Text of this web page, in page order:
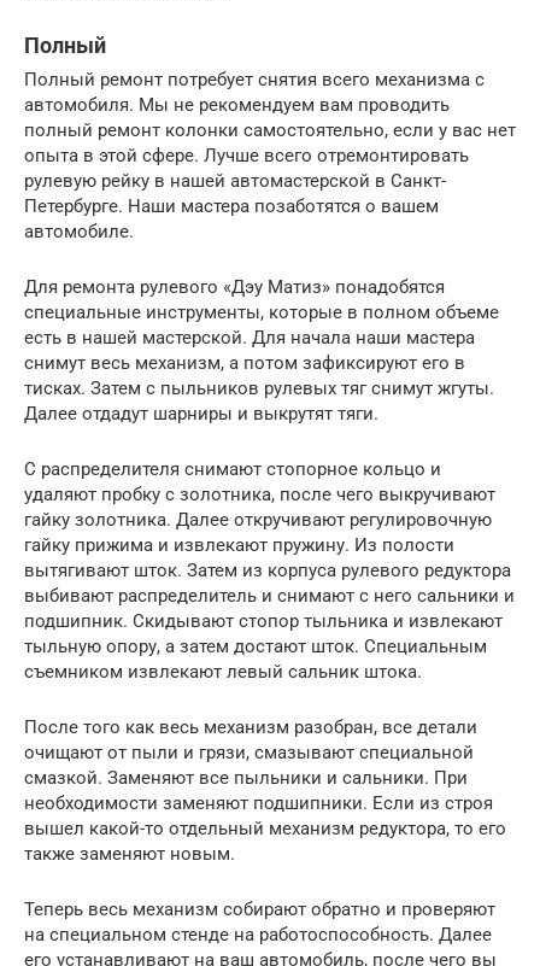
Полный
Полный ремонт потребует снятия всего механизма с
автомобиля. Мы не рекомендуем вам проводить
полный ремонт колонки самостоятельно, если у вас нет
опыта в этой сфере. Лучше всего отремонтировать
рулевую рейку в нашей автомастерской в Санкт-
Петербурге. Наши мастера позаботятся о вашем
автомобиле.
Для ремонта рулевого «Дэу Матиз» понадобятся
специальные инструменты, которые в полном объеме
есть в нашей мастерской. Для начала наши мастера
снимут весь механизм, а потом зафиксируют его в
тисках. Затем с пыльников рулевых тяг снимут жгуты.
Далее отдадут шарниры и выкрутят тяги.
С распределителя снимают стопорное кольцо и
удаляют пробку с золотника, после чего выкручивают
гайку золотника. Далее откручивают регулировочную
гайку прижима и извлекают пружину. Из полости
вытягивают шток. Затем из корпуса рулевого редуктора
выбивают распределитель и снимают с него сальники и
подшипник. Скидывают стопор тыльника и извлекают
тыльную опору, а затем достают шток. Специальным
съемником извлекают левый сальник штока.
После того как весь механизм разобран, все детали
очищают от пыли и грязи, смазывают специальной
смазкой. Заменяют все пыльники и сальники. При
необходимости заменяют подшипники. Если из строя
вышел какой-то отдельный механизм редуктора, то его
также заменяют новым.
Теперь весь механизм собирают обратно и проверяют
на специальном стенде на работоспособность. Далее
его устанавливают на ваш автомобиль, после чего вы